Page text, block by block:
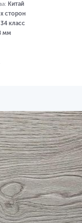
Китай
сторон
34 класс
мм